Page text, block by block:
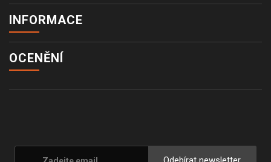
INFORMACE
OCENĚNÍ